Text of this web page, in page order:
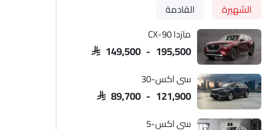
الشهيرة
القادمة
مازدا CX-90
SAR 149,500 - 195,500
سي اكس-30
SAR 89,700 - 121,900
سي اكس-5